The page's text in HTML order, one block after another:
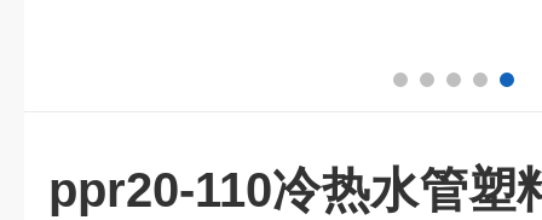
ppr20-110冷热水管塑